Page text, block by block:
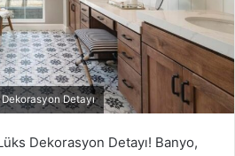
Detayı
Dekorasyon Detayı! Banyo,